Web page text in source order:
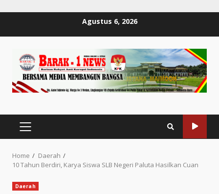
Agustus 6, 2026
PRIMARY
MENU
Home
Daerah
10 Tahun Berdiri, Karya Siswa SLB Negeri Paluta Hasilkan Cuan
Daerah